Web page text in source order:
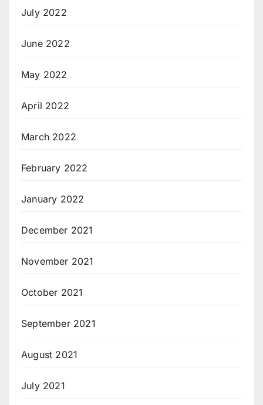
July 2022
June 2022
May 2022
April 2022
March 2022
February 2022
January 2022
December 2021
November 2021
October 2021
September 2021
August 2021
July 2021